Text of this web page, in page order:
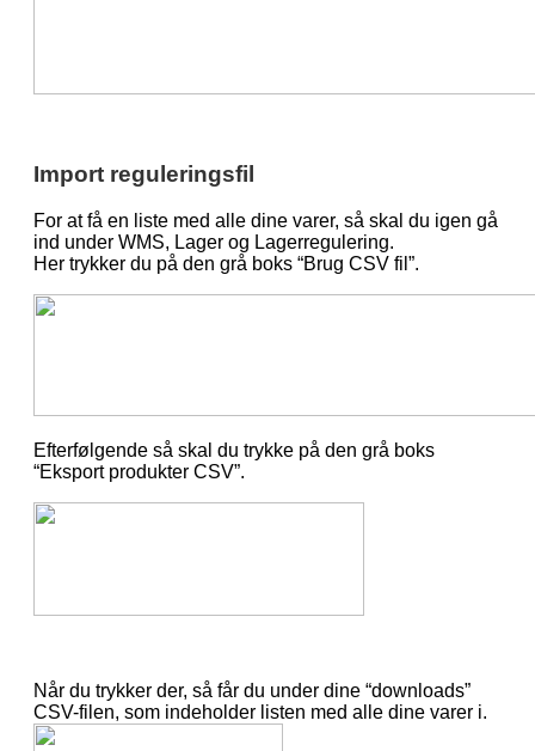
Import reguleringsfil
For at få en liste med alle dine varer, så skal du igen gå
ind under WMS, Lager og Lagerregulering.
Her trykker du på den grå boks “Brug CSV fil”.
Efterfølgende så skal du trykke på den grå boks
“Eksport produkter CSV”.
Når du trykker der, så får du under dine “downloads”
CSV-filen, som indeholder listen med alle dine varer i.